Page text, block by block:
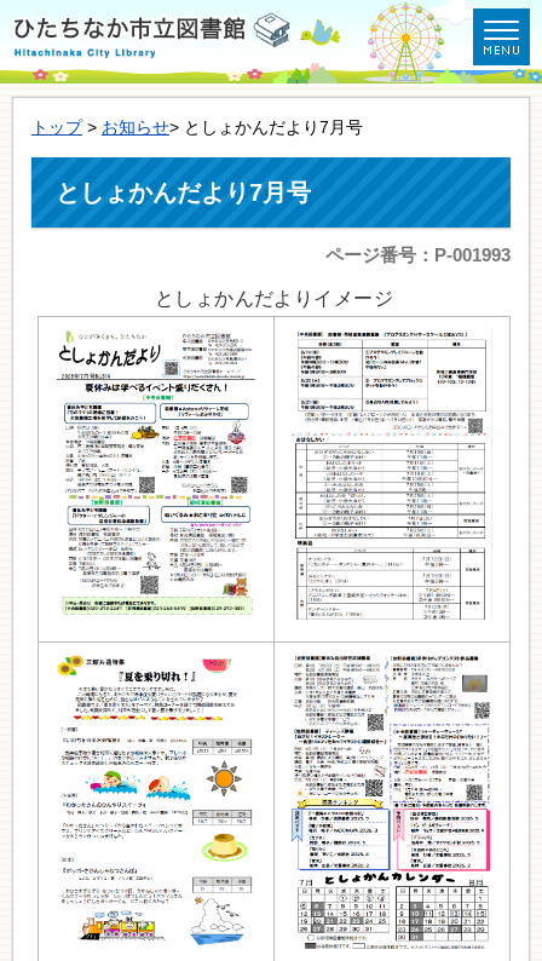
トップ> お知らせ> としょかんだより7月号
としょかんだより7月号
ページ番号：P-001993
としょかんだよりイメージ